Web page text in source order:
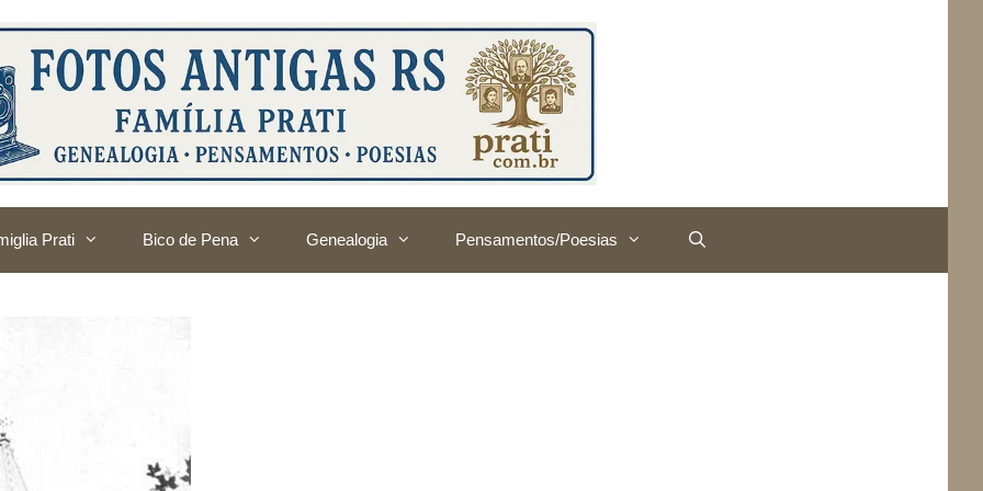
Prati Bico de Pena Genealogia Pensamentos/Poesias